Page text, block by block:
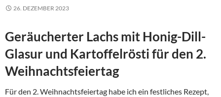
26. DEZEMBER 2023
Geräucherter Lachs mit Honig-Dill-
Glasur und Kartoffelrösti für den 2.
Weihnachtsfeiertag
Für den 2. Weihnachtsfeiertag habe ich ein festliches Rezept,